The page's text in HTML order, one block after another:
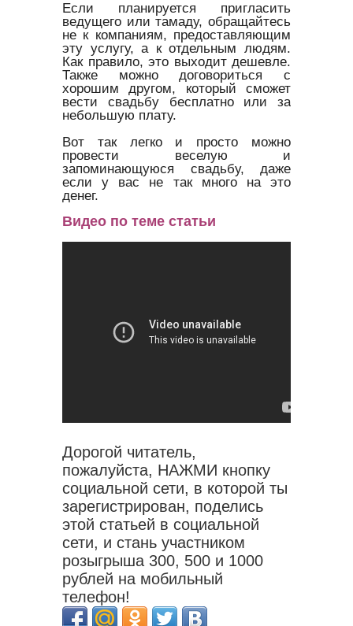
Если планируется пригласить
ведущего или тамаду, обращайтесь
не к компаниям, предоставляющим
эту услугу, а к отдельным людям.
Как правило, это выходит дешевле.
Также можно договориться с
хорошим другом, который сможет
вести свадьбу бесплатно или за
небольшую плату.
Вот так легко и просто можно
провести веселую и
запоминающуюся свадьбу, даже
если у вас не так много на это
денег.
Видео по теме статьи
Дорогой читатель,
пожалуйста, НАЖМИ кнопку
социальной сети, в которой ты
зарегистрирован, поделись
этой статьей в социальной
сети, и стань участником
розыгрыша 300, 500 и 1000
рублей на мобильный
телефон!